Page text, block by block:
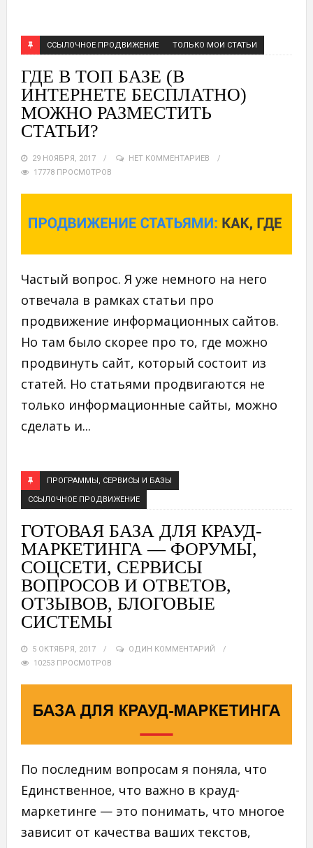
ССЫЛОЧНОЕ ПРОДВИЖЕНИЕ ТОЛЬКО МОИ СТАТЬИ
ГДЕ В ТОП БАЗЕ (В
ИНТЕРНЕТЕ БЕСПЛАТНО)
МОЖНО РАЗМЕСТИТЬ
СТАТЬИ?
29 НОЯБРЯ, 2017
НЕТ КОММЕНТАРИЕВ
17778 ПРОСМОТРОВ
Частый вопрос. Я уже немного на него
отвечала в рамках статьи про
продвижение информационных сайтов.
Но там было скорее про то, где можно
продвинуть сайт, который состоит из
статей. Но статьями продвигаются не
только информационные сайты, можно
сделать и...
ПРОГРАММЫ, СЕРВИСЫ И БАЗЫ
ССЫЛОЧНОЕ ПРОДВИЖЕНИЕ
ГОТОВАЯ БАЗА ДЛЯ КРАУД-
МАРКЕТИНГА — ФОРУМЫ,
СОЦСЕТИ, СЕРВИСЫ
ВОПРОСОВ И ОТВЕТОВ,
ОТЗЫВОВ, БЛОГОВЫЕ
СИСТЕМЫ
5 ОКТЯБРЯ, 2017
ОДИН КОММЕНТАРИЙ
10253 ПРОСМОТРОВ
По последним вопросам я поняла, что
Единственное, что важно в крауд-
маркетинге — это понимать, что многое
зависит от качества ваших текстов,